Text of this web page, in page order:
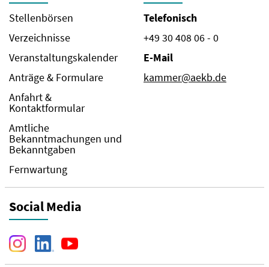
Stellenbörsen
Verzeichnisse
Veranstaltungskalender
Anträge & Formulare
Anfahrt &
Kontaktformular
Amtliche
Bekanntmachungen und
Bekanntgaben
Fernwartung
Telefonisch
+49 30 408 06 - 0
E-Mail
kammer@aekb.de
Social Media